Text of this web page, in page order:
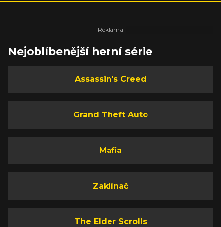
Nejoblíbenější herní série
Assassin's Creed
Grand Theft Auto
Mafia
Zaklínač
The Elder Scrolls